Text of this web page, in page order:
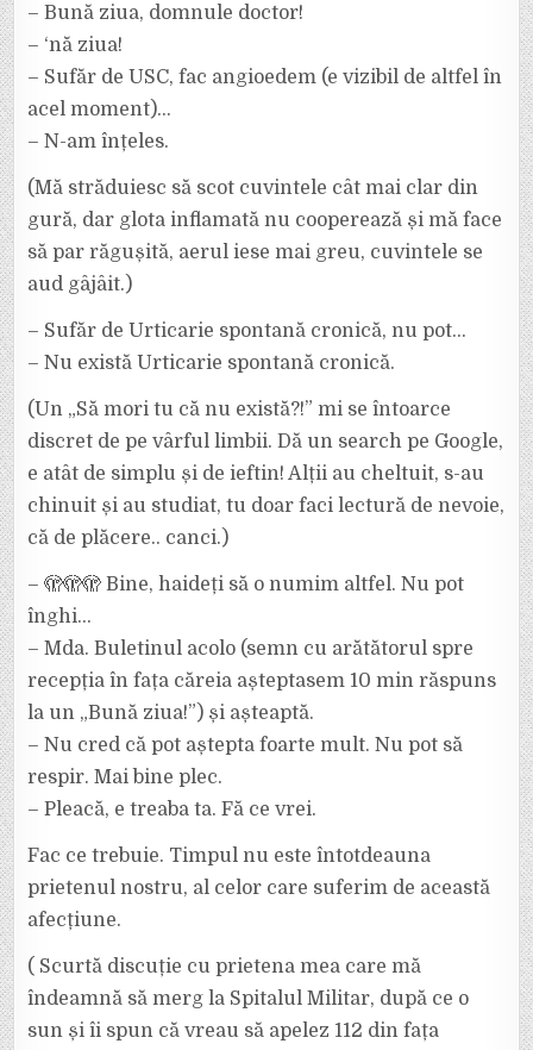
– Bună ziua, domnule doctor!
– ‘nă ziua!
– Sufăr de USC, fac angioedem (e vizibil de altfel în
acel moment)…
– N-am înțeles.
(Mă străduiesc să scot cuvintele cât mai clar din
gură, dar glota inflamată nu cooperează și mă face
să par răgușită, aerul iese mai greu, cuvintele se
aud gâjâit.)
– Sufăr de Urticarie spontană cronică, nu pot…
– Nu există Urticarie spontană cronică.
(Un „Să mori tu că nu există?!” mi se întoarce
discret de pe vârful limbii. Dă un search pe Google,
e atât de simplu și de ieftin! Alții au cheltuit, s-au
chinuit și au studiat, tu doar faci lectură de nevoie,
că de plăcere.. canci.)
– 🫣🫣🫣 Bine, haideți să o numim altfel. Nu pot
înghi…
– Mda. Buletinul acolo (semn cu arătătorul spre
recepția în fața căreia așteptasem 10 min răspuns
la un „Bună ziua!”) și așteaptă.
– Nu cred că pot aștepta foarte mult. Nu pot să
respir. Mai bine plec.
– Pleacă, e treaba ta. Fă ce vrei.
Fac ce trebuie. Timpul nu este întotdeauna
prietenul nostru, al celor care suferim de această
afecțiune.
( Scurtă discuție cu prietena mea care mă
îndeamnă să merg la Spitalul Militar, după ce o
sun și îi spun că vreau să apelez 112 din fața